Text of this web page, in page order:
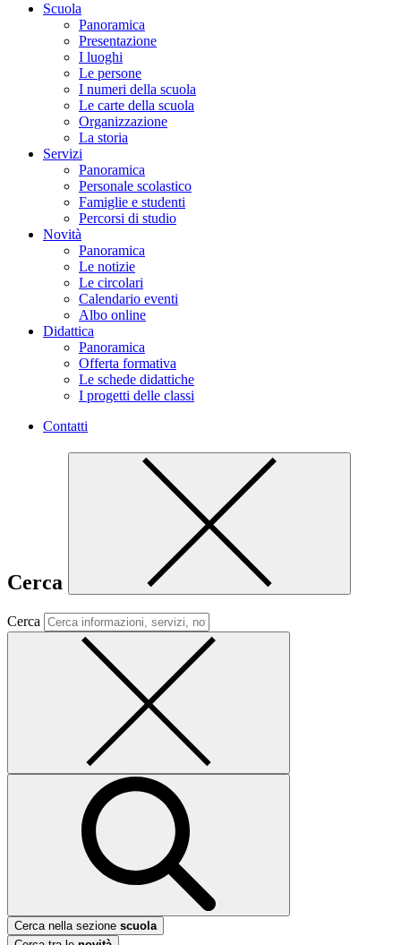
Scuola
Panoramica
Presentazione
I luoghi
Le persone
I numeri della scuola
Le carte della scuola
Organizzazione
La storia
Servizi
Panoramica
Personale scolastico
Famiglie e studenti
Percorsi di studio
Novità
Panoramica
Le notizie
Le circolari
Calendario eventi
Albo online
Didattica
Panoramica
Offerta formativa
Le schede didattiche
I progetti delle classi
Contatti
Cerca
Cerca
Cerca nella sezione scuola